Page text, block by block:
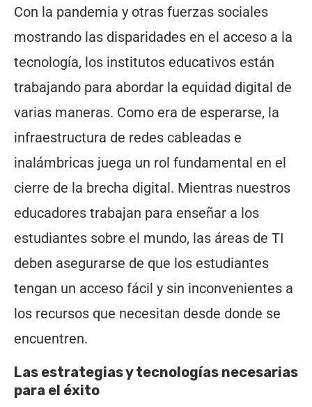
Con la pandemia y otras fuerzas sociales
mostrando las disparidades en el acceso a la
tecnología, los institutos educativos están
trabajando para abordar la equidad digital de
varias maneras. Como era de esperarse, la
infraestructura de redes cableadas e
inalámbricas juega un rol fundamental en el
cierre de la brecha digital. Mientras nuestros
educadores trabajan para enseñar a los
estudiantes sobre el mundo, las áreas de TI
deben asegurarse de que los estudiantes
tengan un acceso fácil y sin inconvenientes a
los recursos que necesitan desde donde se
encuentren.
Las estrategias y tecnologías necesarias
para el éxito